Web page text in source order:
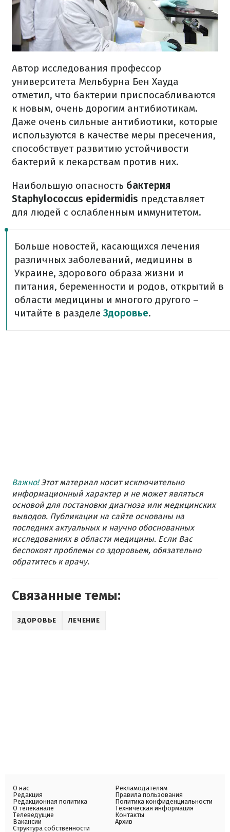
Автор исследования профессор
университета Мельбурна Бен Хауда
отметил, что бактерии приспосабливаются
к новым, очень дорогим антибиотикам.
Даже очень сильные антибиотики, которые
используются в качестве меры пресечения,
способствует развитию устойчивости
бактерий к лекарствам против них.
Наибольшую опасность бактерия
Staphylococcus epidermidis представляет
для людей с ослабленным иммунитетом.
Больше новостей, касающихся лечения
различных заболеваний, медицины в
Украине, здорового образа жизни и
питания, беременности и родов, открытий в
области медицины и многого другого –
читайте в разделе Здоровье.
Важно!Этот материал носит исключительно
информационный характер и не может являться
основой для постановки диагноза или медицинских
выводов. Публикации на сайте основаны на
последних актуальных и научно обоснованных
исследованиях в области медицины. Если Вас
беспокоят проблемы со здоровьем, обязательно
обратитесь к врачу.
Связанные темы:
ЗДОРОВЬЕ ЛЕЧЕНИЕ
О нас
Редакция
Редакционная политика
О телеканале
Телеведущие
Вакансии
Структура собственности
Рекламодателям
Правила пользования
Политика конфиденциальности
Техническая информация
Контакты
Архив